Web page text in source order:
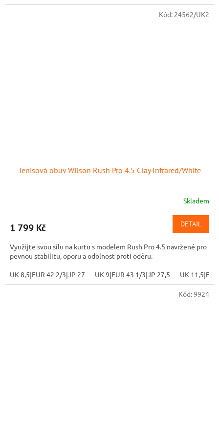
Tenisová obuv Wilson Rush Pro 4.5 Clay Infrared/White
Skladem
1 799 Kč DETAIL
Využijte svou sílu na kurtu s modelem Rush Pro 4.5 navržené pro
pevnou stabilitu, oporu a odolnost proti oděru.
UK 8,5|EUR 42 2/3|JP 27 UK 9|EUR 43 1/3|JP 27,5 UK
Kód: 24562/UK2
Kód:9924